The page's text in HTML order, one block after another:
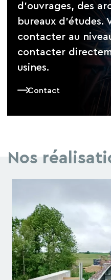
d’ouvrages, des
bureaux d’études.
contacter au
contacter
usines.
Contact
Nos